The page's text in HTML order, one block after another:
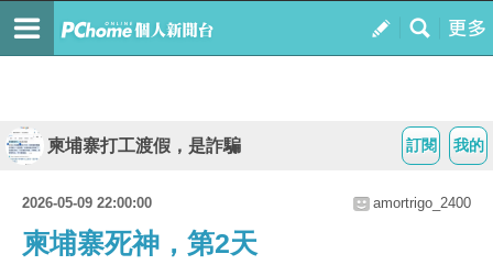
我的
訂閱
柬埔寨打工渡假，是詐騙
2026-05-09 22:00:00 amortrigo_2400
柬埔寨死神，第2天